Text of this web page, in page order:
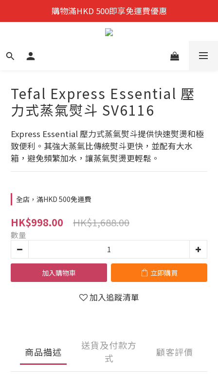
迎新禮遇:  新會員首次購物 尊享全單9折優惠!
購物滿HKD 500即享免運費優惠
迎新禮遇:  新會員首次購物 尊享全單9折優惠!
Tefal Express Essential 壓
力式蒸氣熨斗 SV6116
Express Essential 壓力式蒸氣熨斗提供快速熨燙和極
致便利。其強大蒸氣比傳統熨斗更快，並配有大水
箱，避免頻繁加水，讓蒸氣熨燙更輕鬆。
全店，滿HKD 500免運費
HK$998.00 HK$1,688.00
數量
加入購物車 立即購買
加入追蹤清單
商品描述
送貨及付款方
式
顧客評價